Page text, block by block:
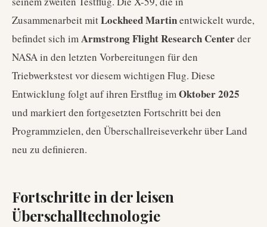
Zusammenarbeit mitLockheed Martinentwickelt wurde,
befindet sich imArmstrong Flight Research Centerder
NASA in den letzten Vorbereitungen für den
Triebwerkstest vor diesem wichtigen Flug. Diese
Entwicklung folgt auf ihren Erstflug imOktober 2025
und markiert den fortgesetzten Fortschritt bei den
Programmzielen, den Überschallreiseverkehr über Land
neu zu definieren.
Fortschritte in der leisen
Überschalltechnologie